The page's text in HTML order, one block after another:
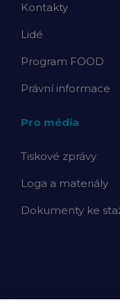
Kontakty
Lidé
Program FOOD
Právní informace
Pro média
Tiskové zprávy
Loga a materiály
Dokumenty ke